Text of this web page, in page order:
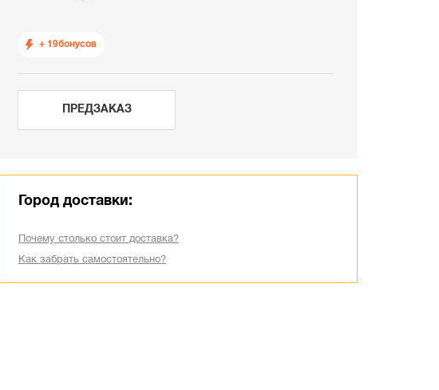
+ 19бонусов
ПРЕДЗАКАЗ
Город доставки:
Почему столько стоит доставка?
Как забрать самостоятельно?